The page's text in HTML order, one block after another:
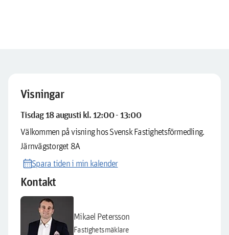
Visningar
Tisdag 18 augusti kl. 12:00 - 13:00
Välkommen på visning hos Svensk Fastighetsförmedling.
Järnvägstorget 8A
calendar_monthSpara tiden i min kalender
Kontakt
Mikael Petersson
Fastighetsmäklare